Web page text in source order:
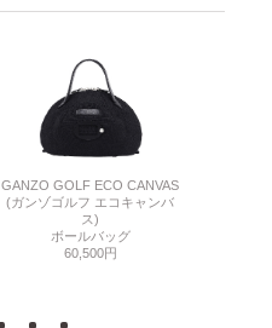
GANZO GOLF ECO CANVAS
(ガンゾゴルフ エコキャンバ
ス)
ボールバッグ
60,500円